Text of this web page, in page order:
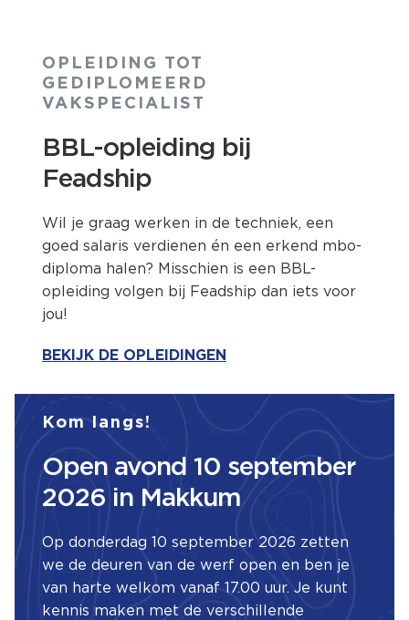
OPLEIDING TOT
GEDIPLOMEERD
VAKSPECIALIST
BBL-opleiding bij
Feadship
Wil je graag werken in de techniek, een
goed salaris verdienen én een erkend mbo-
diploma halen? Misschien is een BBL-
opleiding volgen bij Feadship dan iets voor
jou!
BEKIJK DE OPLEIDINGEN
Kom langs!
Open avond 10 september
2026 in Makkum
Op donderdag 10 september 2026 zetten
we de deuren van de werf open en ben je
van harte welkom vanaf 17.00 uur. Je kunt
kennis maken met de verschillende